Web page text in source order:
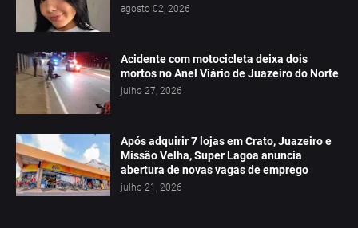
agosto 02, 2026
Acidente com motocicleta deixa dois
mortos no Anel Viário de Juazeiro do Norte
julho 27, 2026
Após adquirir 7 lojas em Crato, Juazeiro e
Missão Velha, Super Lagoa anuncia
abertura de novas vagas de emprego
julho 21, 2026